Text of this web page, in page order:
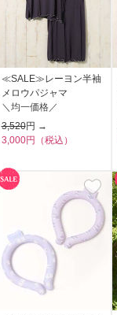
≪SALE≫レーヨン半袖
メロウパジャマ
＼均一価格／
3,520円 →
3,000円（税込）